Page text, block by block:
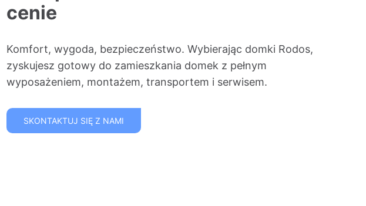
cenie
Komfort, wygoda, bezpieczeństwo. Wybierając domki Rodos,
zyskujesz gotowy do zamieszkania domek z pełnym
wyposażeniem, montażem, transportem i serwisem.
SKONTAKTUJ SIĘ Z NAMI